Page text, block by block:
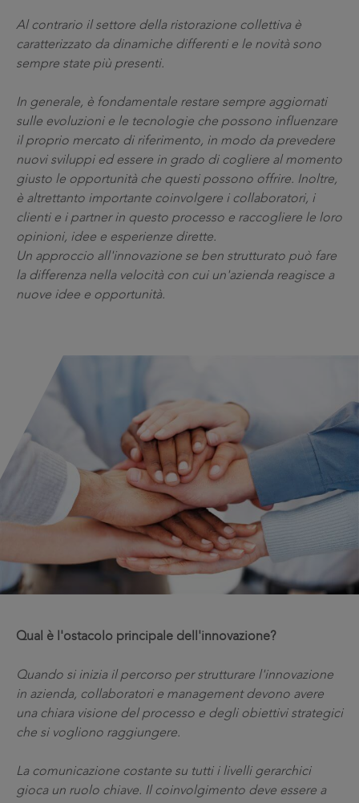
Al contrario il settore della ristorazione collettiva è
caratterizzato da dinamiche differenti e le novità sono
sempre state più presenti.
In generale, è fondamentale restare sempre aggiornati
sulle evoluzioni e le tecnologie che possono influenzare
il proprio mercato di riferimento, in modo da prevedere
nuovi sviluppi ed essere in grado di cogliere al momento
giusto le opportunità che questi possono offrire. Inoltre,
è altrettanto importante coinvolgere i collaboratori, i
clienti e i partner in questo processo e raccogliere le loro
opinioni, idee e esperienze dirette.
Un approccio all'innovazione se ben strutturato può fare
la differenza nella velocità con cui un'azienda reagisce a
nuove idee e opportunità.
Qual è l'ostacolo principale dell'innovazione?
Quando si inizia il percorso per strutturare l'innovazione
in azienda, collaboratori e management devono avere
una chiara visione del processo e degli obiettivi strategici
che si vogliono raggiungere.
La comunicazione costante su tutti i livelli gerarchici
gioca un ruolo chiave. Il coinvolgimento deve essere a